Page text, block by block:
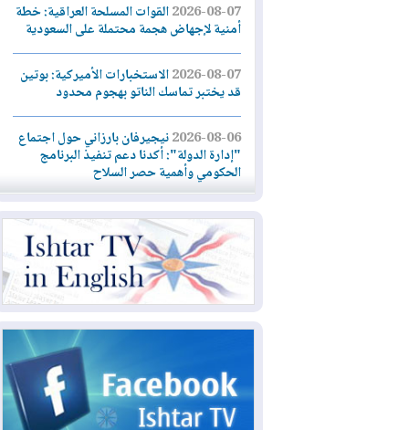
2026-08-07القوات المسلحة العراقية: خطة
أمنية لإجهاض هجمة محتملة على السعودية
2026-08-07الاستخبارات الأميركية: بوتين
قد يختبر تماسك الناتو بهجوم محدود
2026-08-06نيجيرفان بارزاني حول اجتماع
"إدارة الدولة": أكدنا دعم تنفيذ البرنامج
الحكومي وأهمية حصر السلاح
2026-08-06ائتلاف ادارة الدولة: من
يقومون بسلوك يهدد امن البلاد خارجون عن
القانون يجب محاربتهم
2026-08-06بعد هجومين قرب باب المندب..
الأحمر
2026-08-06مئات القاصرين بلا مأوى.. أزمة
سبتة تتصاعد وتضغط على مدريد